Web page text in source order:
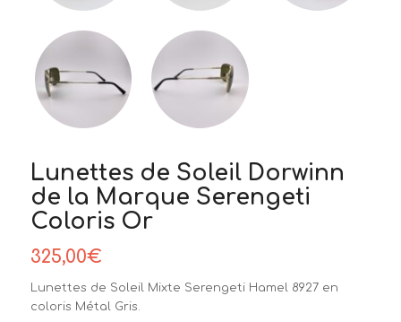
Lunettes de Soleil Dorwinn
de la Marque Serengeti
Coloris Or
325,00€
Lunettes de Soleil Mixte Serengeti Hamel 8927 en
coloris Métal Gris.